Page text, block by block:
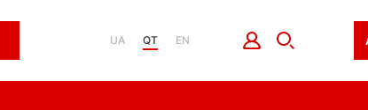
UA QT EN